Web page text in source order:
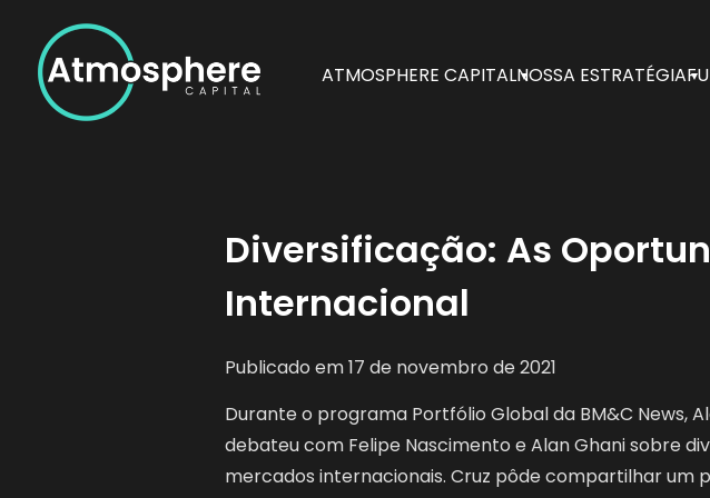
content
ATMOSPHERE CAPITALNOSSA ESTRATÉGIA
Diversificação: As
Internacional
Publicado em17 de novembro de 2021
Durante o programa Portfólio Global da BM&C News,
debateu com Felipe Nascimento e Alan Ghani sobre
mercados internacionais. Cruz pôde compartilhar um